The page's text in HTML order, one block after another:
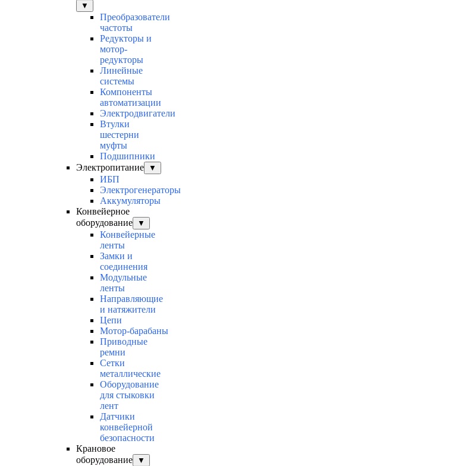
▼
Преобразователи
частоты
Редукторы и
мотор-
редукторы
Линейные
системы
Компоненты
автоматизации
Электродвигатели
Втулки
шестерни
муфты
Подшипники
Электропитание
▼
ИБП
Электрогенераторы
Аккумуляторы
Конвейерное
оборудование
▼
Конвейерные
ленты
Замки и
соединения
Модульные
ленты
Направляющие
и натяжители
Цепи
Мотор-барабаны
Приводные
ремни
Сетки
металлические
Оборудование
для стыковки
лент
Датчики
конвейерной
безопасности
Крановое
оборудование
▼